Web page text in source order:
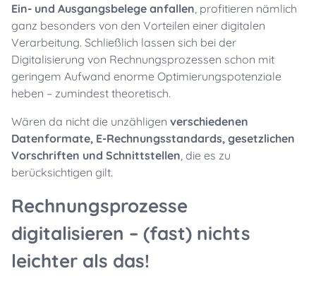
Ein- und Ausgangsbelege anfallen, profitieren nämlich
ganz besonders von den Vorteilen einer digitalen
Verarbeitung. Schließlich lassen sich bei der
Digitalisierung von Rechnungsprozessen schon mit
geringem Aufwand enorme Optimierungspotenziale
heben – zumindest theoretisch.
Wären da nicht die unzähligen verschiedenen
Datenformate, E-Rechnungsstandards, gesetzlichen
Vorschriften und Schnittstellen, die es zu
berücksichtigen gilt.
Rechnungsprozesse
digitalisieren – (fast) nichts
leichter als das!